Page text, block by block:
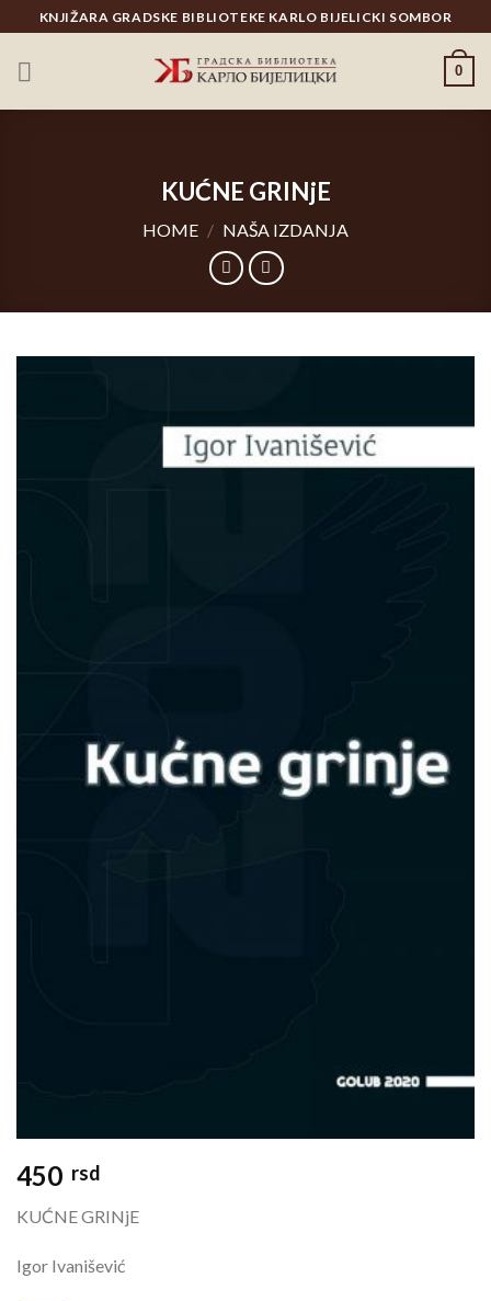
to
content
KNJIŽARA GRADSKE BIBLIOTEKE KARLO BIJELICKI SOMBOR
0
KUĆNE GRINjE
HOME / NAŠA IZDANJA
450 rsd
KUĆNE GRINjE
Igor Ivanišević